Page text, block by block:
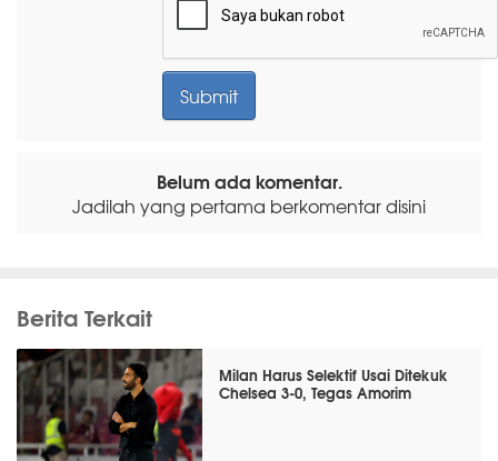
Belum ada komentar.
Jadilah yang pertama berkomentar disini
Berita Terkait
Milan Harus Selektif Usai Ditekuk
Chelsea 3-0, Tegas Amorim